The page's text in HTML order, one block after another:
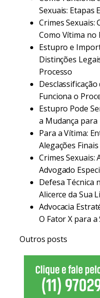
Sexuais: Etapas
Crimes Sexuais:
Como Vítima no
Estupro e
Distinções
Processo
Desclassificação
Funciona o
Estupro Pode
a Mudança
Para a Vítima:
Alegações
Crimes Sexuais:
Advogado
Defesa Técnica
Alicerce da Sua
Advocacia
O Fator X para
Outros posts